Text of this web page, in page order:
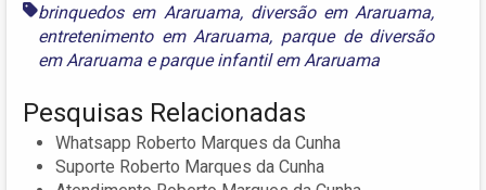
brinquedos em Araruama, diversão em Araruama,
entretenimento em Araruama, parque de diversão
em Araruama eparque infantil em Araruama
Pesquisas Relacionadas
Whatsapp Roberto Marques da Cunha
Suporte Roberto Marques da Cunha